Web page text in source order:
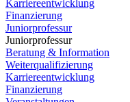
Karriereentwicklung
Finanzierung
Juniorprofessur
Juniorprofessur
Beratung & Information
Weiterqualifizierung
Karriereentwicklung
Finanzierung